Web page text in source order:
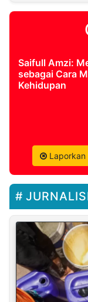
Saifull Amzi:
sebagai Cara
Kehidupan
Laporkan